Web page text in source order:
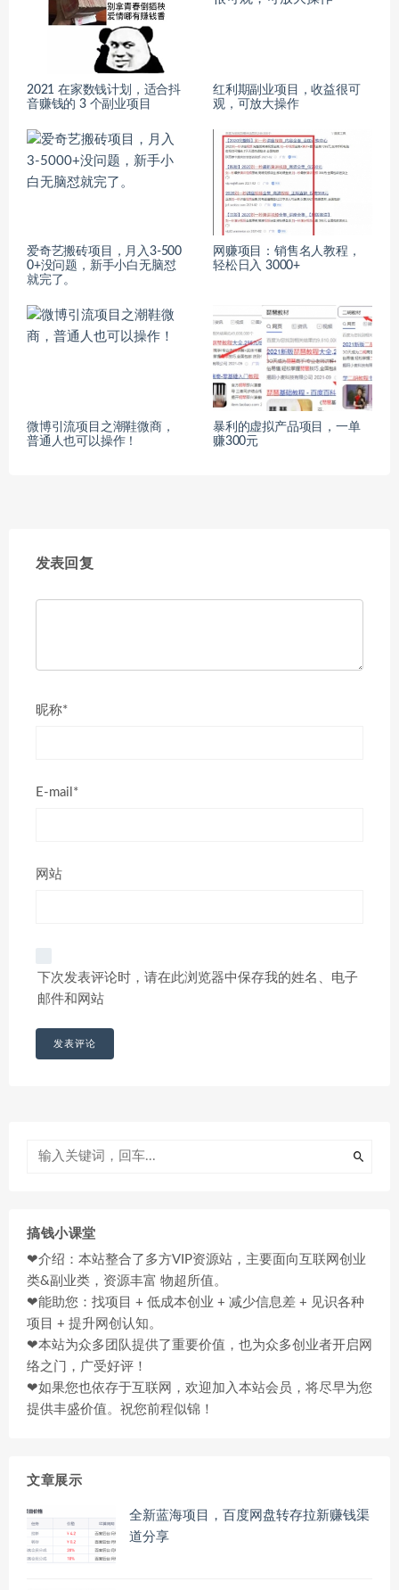
2021 在家数钱计划，适合抖
音赚钱的 3 个副业项目
红利期副业项目，收益很可
观，可放大操作
爱奇艺搬砖项目，月入3-500
0+没问题，新手小白无脑怼
就完了。
网赚项目：销售名人教程，
轻松日入 3000+
微博引流项目之潮鞋微商，
普通人也可以操作！
暴利的虚拟产品项目，一单
赚300元
发表回复
昵称*
E-mail*
网站
下次发表评论时，请在此浏览器中保存我的姓名、电子
邮件和网站
搞钱小课堂
❤介绍：本站整合了多方VIP资源站，主要面向互联网创业
类&副业类，资源丰富 物超所值。
❤能助您：找项目 + 低成本创业 + 减少信息差 + 见识各种
项目 + 提升网创认知。
❤本站为众多团队提供了重要价值，也为众多创业者开启网
络之门，广受好评！
❤如果您也依存于互联网，欢迎加入本站会员，将尽早为您
提供丰盛价值。祝您前程似锦！
文章展示
全新蓝海项目，百度网盘转存拉新赚钱渠
道分享